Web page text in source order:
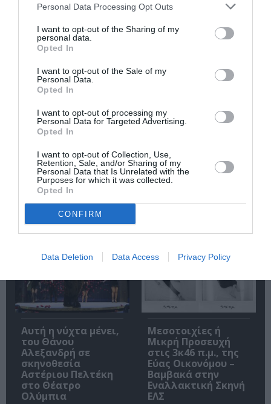
Personal Data Processing Opt Outs
I want to opt-out of the Sharing of my
personal data.
Opted In
I want to opt-out of the Sale of my
Personal Data.
Opted In
I want to opt-out of processing my
Personal Data for Targeted Advertising.
Opted In
I want to opt-out of Collection, Use,
Retention, Sale, and/or Sharing of my
Personal Data that Is Unrelated with the
Purposes for which it was collected.
Opted In
CONFIRM
Data Deletion Data Access Privacy Policy
Newsletter
Κάθε βδομάδα στο e-mail σας τα τελευταία νέα για
την Τέχνη και τον Πολιτισμό!
Ακολουθήστε το Culturenow.gr
Σχετικά Άρθρα
Αυτή η νύχτα μένει,
του Θάνου
Αλεξανδρή σε
σκηνοθεσία
Αστέριου Πελτέκη
στο Θέατρο
Ολύμπια
Μεσοτοιχίες ή
Μικρή Προσευχή
στις 3κ46 π.μ., της
Εύας Οικονόμου –
Βαμβακά στην
Εναλλακτική Σκηνή
ΕΛΣ